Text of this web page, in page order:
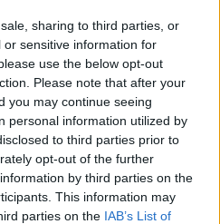
sharing to third parties, or
sensitive information for
use the below opt-out
Please note that after your
you may continue seeing
personal information utilized by
to third parties prior to
opt-out of the further
by third parties on the
This information may
parties on the IAB’s List of